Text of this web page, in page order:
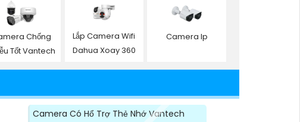
Chống
Tốt Vantech
Lắp Camera Wifi
Dahua Xoay 360
Camera Ip
Camera Có Hổ Trợ Thẻ Nhớ Vantech